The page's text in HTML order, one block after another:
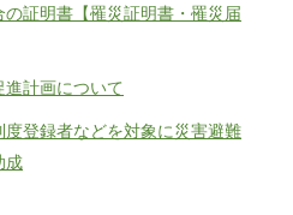
証明書【罹災証明書・罹災届
計画について
登録者などを対象に災害避難
成